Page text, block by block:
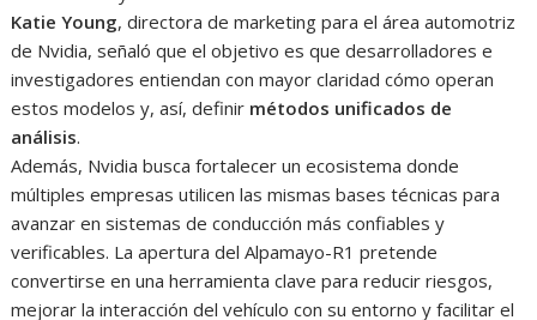
Katie Young, directora de marketing para el área automotriz
de Nvidia, señaló que el objetivo es que desarrolladores e
investigadores entiendan con mayor claridad cómo operan
estos modelos y, así, definir métodos unificados de
análisis.
Además, Nvidia busca fortalecer un ecosistema donde
múltiples empresas utilicen las mismas bases técnicas para
avanzar en sistemas de conducción más confiables y
verificables. La apertura del Alpamayo-R1 pretende
convertirse en una herramienta clave para reducir riesgos,
mejorar la interacción del vehículo con su entorno y facilitar el